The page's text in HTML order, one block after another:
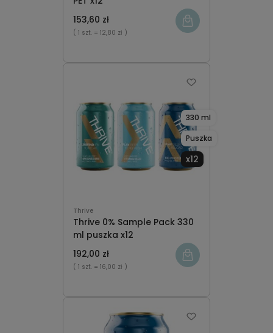
153,60 zł
( 1 szt. = 12,80 zł )
Thrive
Thrive 0% Sample Pack 330
ml puszka x12
330 ml
Puszka
x12
192,00 zł
( 1 szt. = 16,00 zł )